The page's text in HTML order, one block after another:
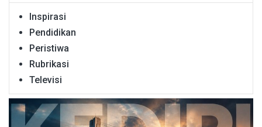
Inspirasi
Pendidikan
Peristiwa
Rubrikasi
Televisi